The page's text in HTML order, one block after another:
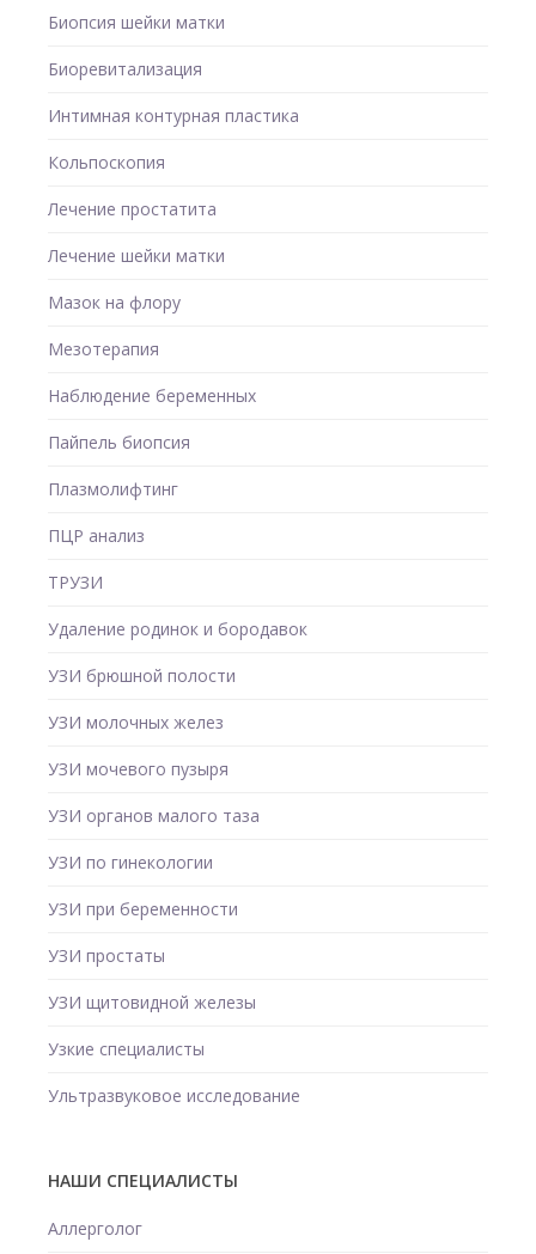
Биопсия шейки матки
Биоревитализация
Интимная контурная пластика
Кольпоскопия
Лечение простатита
Лечение шейки матки
Мазок на флору
Мезотерапия
Наблюдение беременных
Пайпель биопсия
Плазмолифтинг
ПЦР анализ
ТРУЗИ
Удаление родинок и бородавок
УЗИ брюшной полости
УЗИ молочных желез
УЗИ мочевого пузыря
УЗИ органов малого таза
УЗИ по гинекологии
УЗИ при беременности
УЗИ простаты
УЗИ щитовидной железы
Узкие специалисты
Ультразвуковое исследование
НАШИ СПЕЦИАЛИСТЫ
Аллерголог